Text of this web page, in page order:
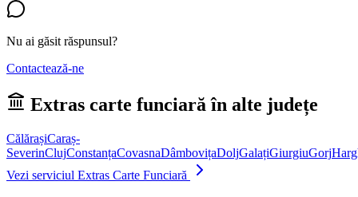
Nu ai găsit răspunsul?
Contactează-ne
Extras carte funciară în alte județe
CălărașiCaraș-
SeverinClujConstanțaCovasnaDâmbovițaDoljGalațiGiurgiuGorj
Vezi serviciul Extras Carte Funciară